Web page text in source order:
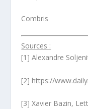
Combris
Sources :
[1] Alexandre
[2] https://
[3] Xavier Bazin,